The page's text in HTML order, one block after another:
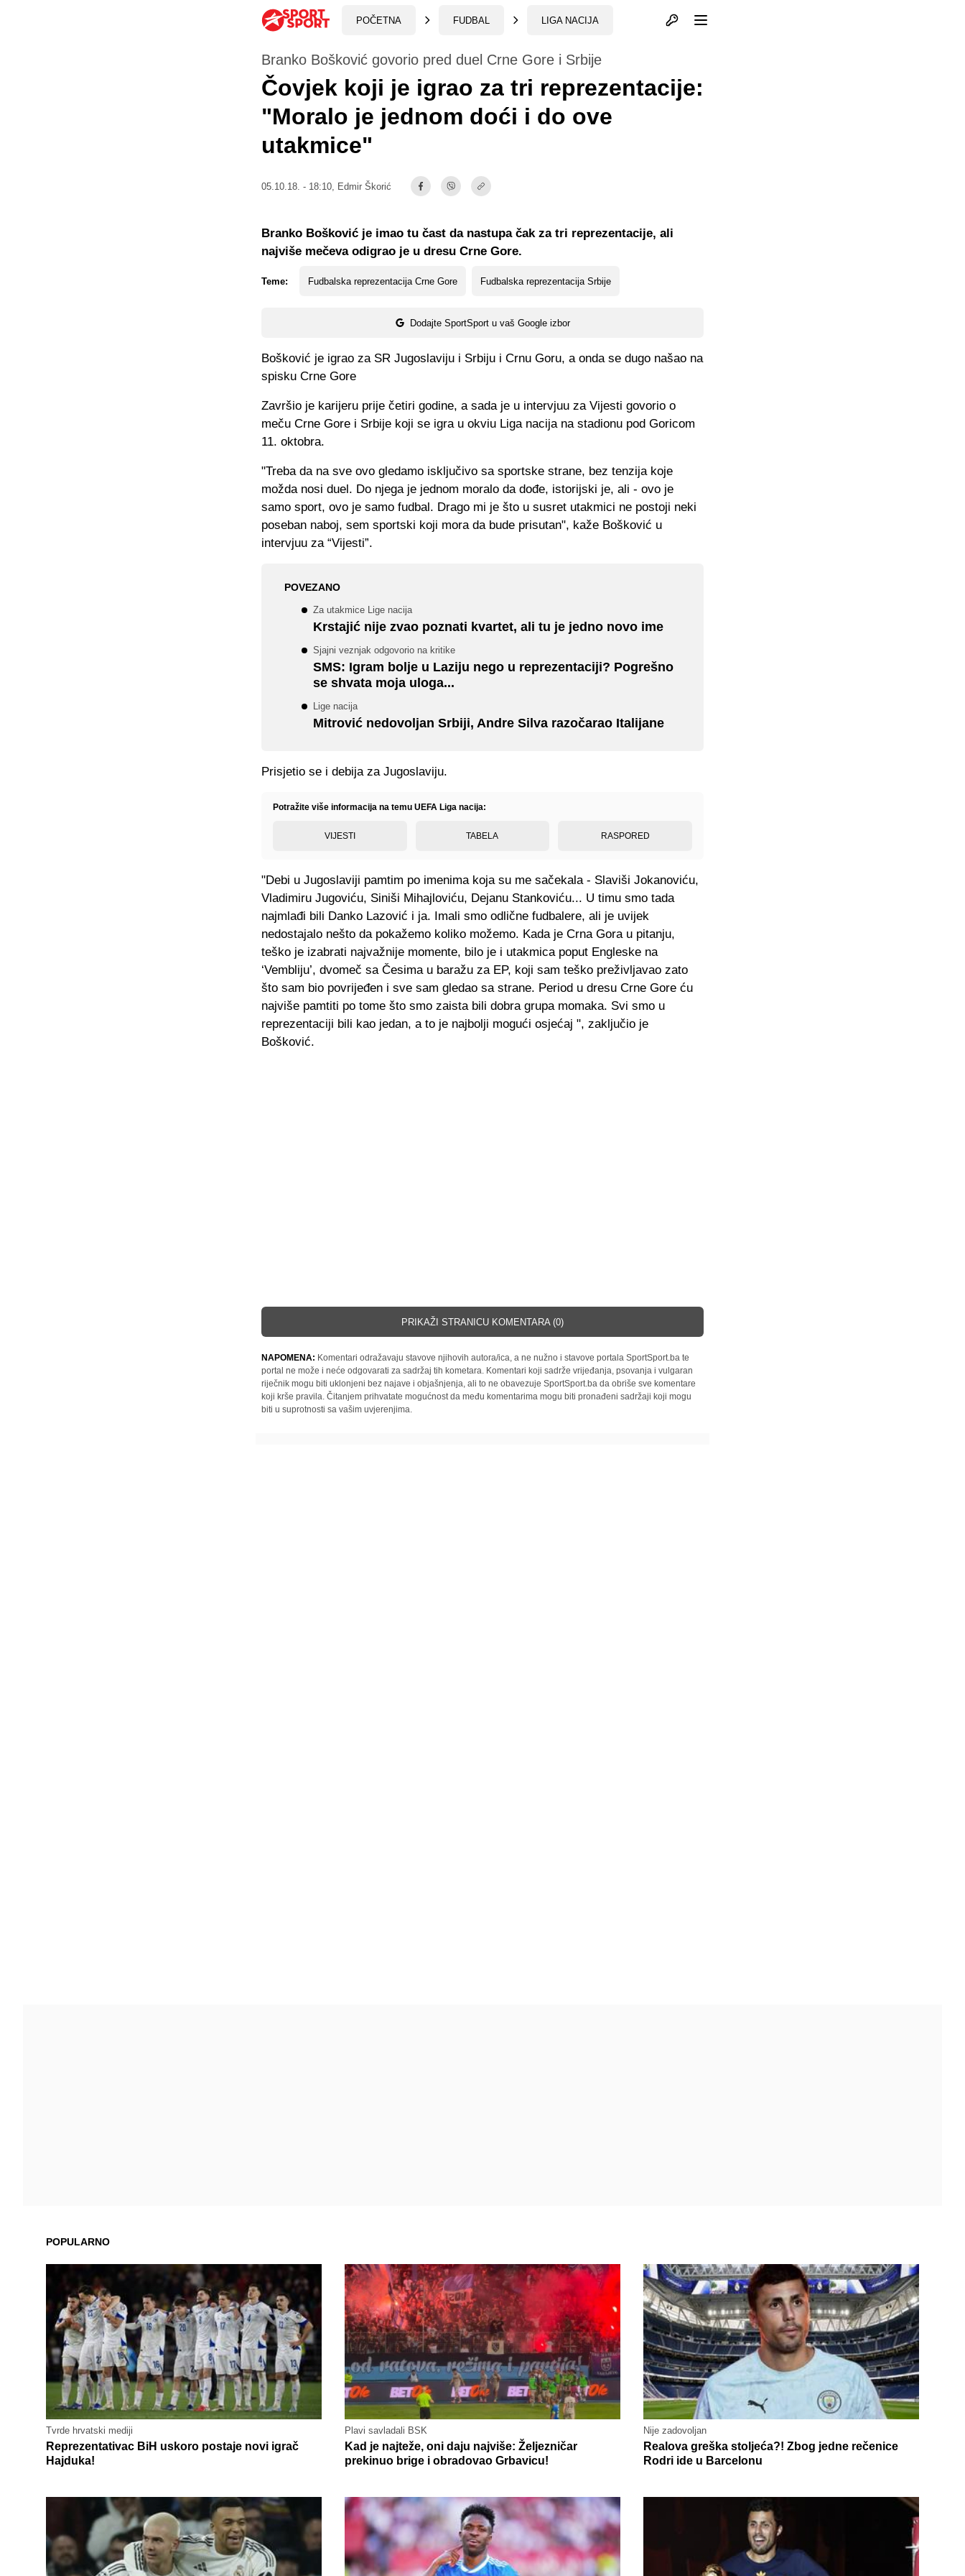
POČETNA FUDBAL LIGA NACIJA Otvori profil
Branko Bošković govorio pred duel Crne Gore i Srbije
Čovjek koji je igrao za tri reprezentacije:
"Moralo je jednom doći i do ove
utakmice"
05.10.18. - 18:10, Edmir Škorić
Teme: Fudbalska reprezentacija Crne Gore Fudbalska reprezentacija Srbije
Dodajte SportSport u vaš Google izbor
Branko Bošković je imao tu čast da nastupa čak za tri reprezentacije, ali
najviše mečeva odigrao je u dresu Crne Gore.
Bošković je igrao za SR Jugoslaviju i Srbiju i Crnu Goru, a onda se dugo našao na
spisku Crne Gore
Završio je karijeru prije četiri godine, a sada je u intervjuu za Vijesti govorio o
meču Crne Gore i Srbije koji se igra u okviu Liga nacija na stadionu pod Goricom
11. oktobra.
"Treba da na sve ovo gledamo isključivo sa sportske strane, bez tenzija koje
možda nosi duel. Do njega je jednom moralo da dođe, istorijski je, ali - ovo je
samo sport, ovo je samo fudbal. Drago mi je što u susret utakmici ne postoji neki
poseban naboj, sem sportski koji mora da bude prisutan", kaže Bošković u
intervjuu za “Vijesti”.
POVEZANO
Za utakmice Lige nacija
Krstajić nije zvao poznati kvartet, ali tu je jedno novo ime
Sjajni veznjak odgovorio na kritike
SMS: Igram bolje u Laziju nego u reprezentaciji? Pogrešno
se shvata moja uloga...
Lige nacija
Mitrović nedovoljan Srbiji, Andre Silva razočarao Italijane
Prisjetio se i debija za Jugoslaviju.
Potražite više informacija na temu UEFA Liga nacija:
VIJESTI TABELA RASPORED
"Debi u Jugoslaviji pamtim po imenima koja su me sačekala - Slaviši Jokanoviću,
Vladimiru Jugoviću, Siniši Mihajloviću, Dejanu Stankoviću... U timu smo tada
najmlađi bili Danko Lazović i ja. Imali smo odlične fudbalere, ali je uvijek
nedostajalo nešto da pokažemo koliko možemo. Kada je Crna Gora u pitanju,
teško je izabrati najvažnije momente, bilo je i utakmica poput Engleske na
‘Vembliju’, dvomeč sa Česima u baražu za EP, koji sam teško preživljavao zato
što sam bio povrijeđen i sve sam gledao sa strane. Period u dresu Crne Gore ću
najviše pamtiti po tome što smo zaista bili dobra grupa momaka. Svi smo u
reprezentaciji bili kao jedan, a to je najbolji mogući osjećaj ", zaključio je
Bošković.
PRIKAŽI STRANICU KOMENTARA (0)
NAPOMENA: Komentari odražavaju stavove njihovih autora/ica, a ne nužno i stavove portala SportSport.ba te
portal ne može i neće odgovarati za sadržaj tih kometara. Komentari koji sadrže vrijeđanja, psovanja i vulgaran
riječnik mogu biti uklonjeni bez najave i objašnjenja, ali to ne obavezuje SportSport.ba da obriše sve komentare
koji krše pravila. Čitanjem prihvatate mogućnost da među komentarima mogu biti pronađeni sadržaji koji mogu
biti u suprotnosti sa vašim uvjerenjima.
POPULARNO
Tvrde hrvatski mediji
Reprezentativac BiH uskoro postaje novi igrač
Hajduka!
Plavi savladali BSK
Kad je najteže, oni daju najviše: Željezničar
prekinuo brige i obradovao Grbavicu!
Nije zadovoljan
Realova greška stoljeća?! Zbog jedne rečenice
Rodri ide u Barcelonu